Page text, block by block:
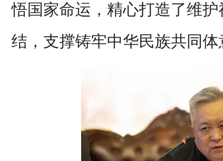
悟国家命运，精心打造了维
结，支撑铸牢中华民族共同